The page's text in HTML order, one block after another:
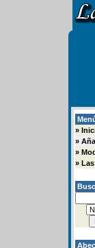
»
»
»
»